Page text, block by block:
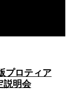
プロティア
説明会